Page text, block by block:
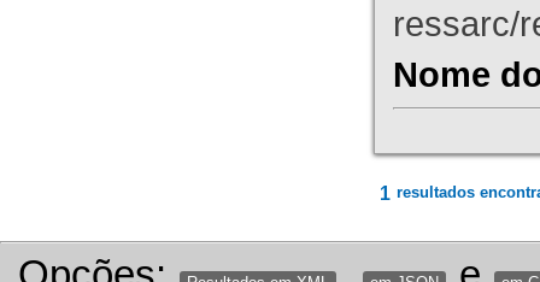
ressarc/
Nome
1 resultados